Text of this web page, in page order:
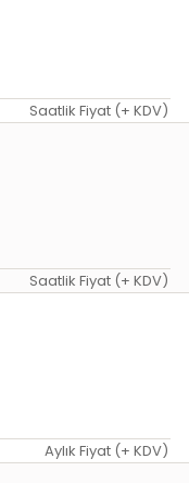
Saatlik Fiyat (+ KDV)
Saatlik Fiyat (+ KDV)
Aylık Fiyat (+ KDV)